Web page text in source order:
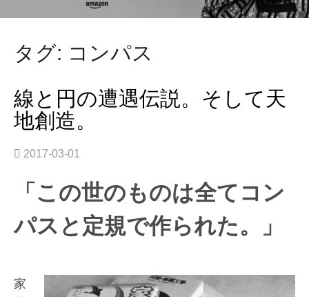
タグ: コンパス
線と円の遭遇伝説。そして天
地創造。
2017-03-01
「この世のものは全てコン
パスと定規で作られた。」
家